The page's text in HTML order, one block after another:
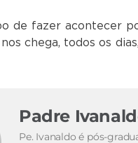
de fazer acontecer
chega, todos os
Padre
Pe. Ivanaldo é pós-